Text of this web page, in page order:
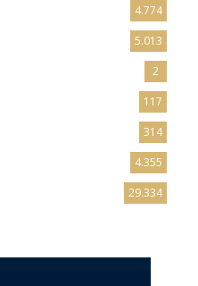
4.774
5.013
2
117
314
4.355
29.334